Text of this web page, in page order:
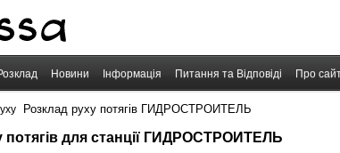
Новини Інформація Питання та Відповіді Про
Розклад руху потягів ГИДРОСТРОИТЕЛЬ
потягів для станції ГИДРОСТРОИТЕЛЬ